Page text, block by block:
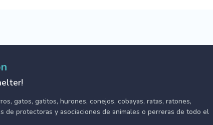
gatos, gatitos, hurones, conejos, cobayas, ratas, ratones,
de protectoras y asociaciones de animales o perreras de todo el